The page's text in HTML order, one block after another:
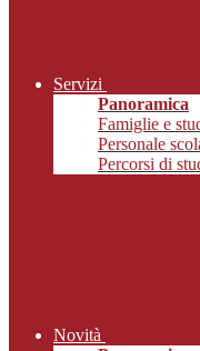
Servizi
Panoramica
Famiglie e
Personale
Percorsi di
Novità